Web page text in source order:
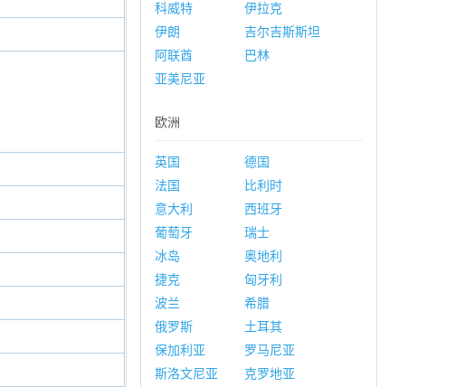
科威特
伊拉克
伊朗
吉尔吉斯斯坦
阿联酋
巴林
亚美尼亚
欧洲
英国
德国
法国
比利时
意大利
西班牙
葡萄牙
瑞士
冰岛
奥地利
捷克
匈牙利
波兰
希腊
俄罗斯
土耳其
保加利亚
罗马尼亚
斯洛文尼亚
克罗地亚